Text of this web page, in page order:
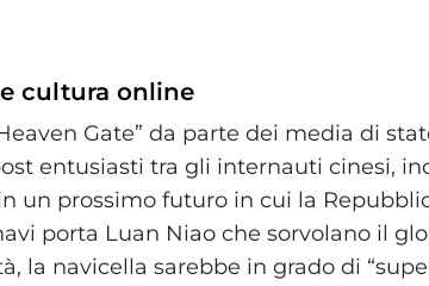
cultura online
Gate” da parte dei media di
entusiasti tra gli internauti cinesi,
un prossimo futuro in cui la
porta Luan Niao che sorvolano il
la navicella sarebbe in grado di